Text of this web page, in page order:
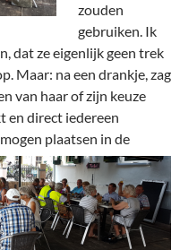
zouden
gebruiken. Ik
dat ze eigenlijk geen trek
Maar: na een drankje, zag
van haar of zijn keuze
en direct iedereen
mogen plaatsen in de